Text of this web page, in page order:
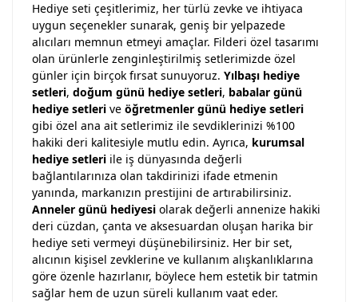
Hediye seti çeşitlerimiz, her türlü zevke ve ihtiyaca
uygun seçenekler sunarak, geniş bir yelpazede
alıcıları memnun etmeyi amaçlar. Filderi özel tasarımı
olan ürünlerle zenginleştirilmiş setlerimizde özel
günler için birçok fırsat sunuyoruz. Yılbaşı hediye
setleri, doğum günü hediye setleri, babalar günü
hediye setleri ve öğretmenler günü hediye setleri
gibi özel ana ait setlerimiz ile sevdiklerinizi %100
hakiki deri kalitesiyle mutlu edin. Ayrıca, kurumsal
hediye setleri ile iş dünyasında değerli
bağlantılarınıza olan takdirinizi ifade etmenin
yanında, markanızın prestijini de artırabilirsiniz.
Anneler günü hediyesi olarak değerli annenize hakiki
deri cüzdan, çanta ve aksesuardan oluşan harika bir
hediye seti vermeyi düşünebilirsiniz. Her bir set,
alıcının kişisel zevklerine ve kullanım alışkanlıklarına
göre özenle hazırlanır, böylece hem estetik bir tatmin
sağlar hem de uzun süreli kullanım vaat eder.